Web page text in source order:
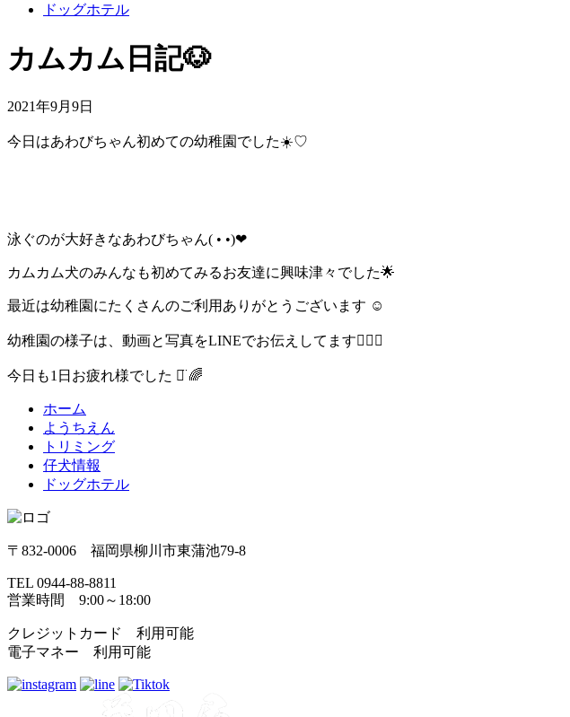
ドッグホテル
カムカム日記🐶
2021年9月9日
今日はあわびちゃん初めての幼稚園でした☀️♡
泳ぐのが大好きなあわびちゃん( • •)❤︎
カムカム犬のみんなも初めてみるお友達に興味津々でした🌟
最近は幼稚園にたくさんのご利用ありがとうございます ☺︎
幼稚園の様子は、動画と写真をLINEでお伝えしてます🙆🏼‍♀️
今日も1日お疲れ様でした ᯅ̈ 🌈
ホーム
ようちえん
トリミング
仔犬情報
ドッグホテル
〒832-0006 福岡県柳川市東蒲池79-8
TEL 0944-88-8811
営業時間 9:00～18:00
クレジットカード 利用可能
電子マネー 利用可能